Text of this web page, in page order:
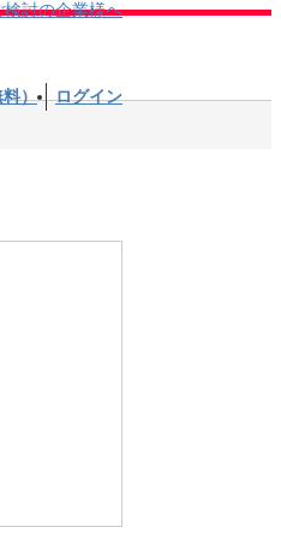
検討の企業様へ
料） ログイン